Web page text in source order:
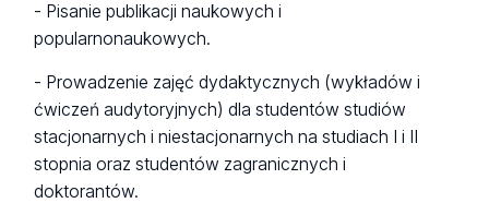
- Pisanie publikacji naukowych i
popularnonaukowych.
- Prowadzenie zajęć dydaktycznych (wykładów i
ćwiczeń audytoryjnych) dla studentów studiów
stacjonarnych i niestacjonarnych na studiach I i II
stopnia oraz studentów zagranicznych i
doktorantów.